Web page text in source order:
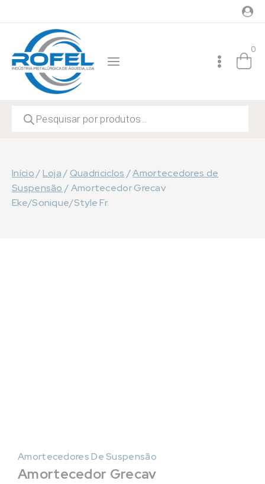
to
content
0
search
Início/Loja /Quadriciclos /Amortecedores de
Suspensão /Amortecedor Grecav
Eke/Sonique/Style Fr.
Amortecedores De Suspensão
Amortecedor Grecav